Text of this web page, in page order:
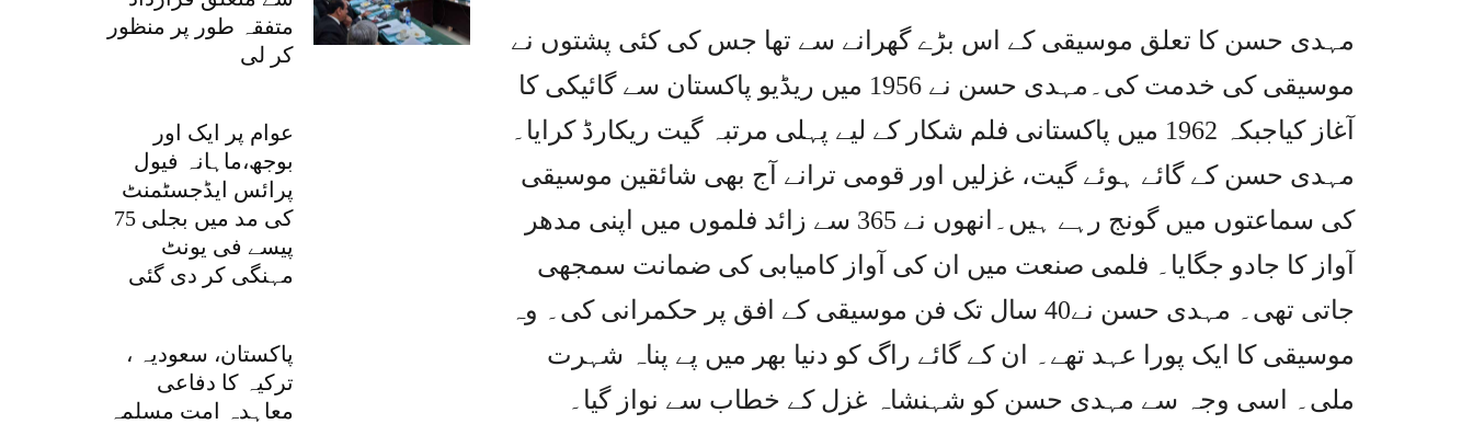
متفقہ طور پر منظور
کر لی
عوام پر ایک اور
بوجھ،ماہانہ فیول
پرائس ایڈجسٹمنٹ
کی مد میں بجلی 75
پیسے فی یونٹ
مہنگی کر دی گئی
پاکستان، سعودیہ ،
ترکیہ کا دفاعی
معاہدہ امت مسلمہ
مہدی حسن کا تعلق موسیقی کے اس بڑے گھرانے سے تھا جس کی کئی پشتوں نے
موسیقی کی خدمت کی۔مہدی حسن نے 1956 میں ریڈیو پاکستان سے گائیکی کا
آغاز کیاجبکہ 1962 میں پاکستانی فلم شکار کے لیے پہلی مرتبہ گیت ریکارڈ کرایا۔
مہدی حسن کے گائے ہوئے گیت، غزلیں اور قومی ترانے آج بھی شائقین موسیقی
کی سماعتوں میں گونج رہے ہیں۔انھوں نے 365 سے زائد فلموں میں اپنی مدھر
آواز کا جادو جگایا۔ فلمی صنعت میں ان کی آواز کامیابی کی ضمانت سمجھی
جاتی تھی۔ مہدی حسن نے40 سال تک فن موسیقی کے افق پر حکمرانی کی۔ وہ
موسیقی کا ایک پورا عہد تھے۔ ان کے گائے راگ کو دنیا بھر میں پے پناہ شہرت
ملی۔ اسی وجہ سے مہدی حسن کو شہنشاہ غزل کے خطاب سے نواز گیا۔